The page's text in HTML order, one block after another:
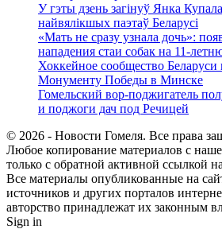
У гэты дзень загінуў Янка
найвялікшых паэтаў Беларусі
«Мать не сразу узнала дочь»:
нападения стаи собак на 11-
Хоккейное сообщество
Монументу Победы в Минске
Гомельский вор-поджигатель
и поджоги дач под Речицей
© 2026 - Новости Гомеля. Все права
Любое копирование материалов с
только с обратной активной ссылкой
Все материалы опубликованные на
источников и других порталов
авторство принадлежат их законным
Sign in